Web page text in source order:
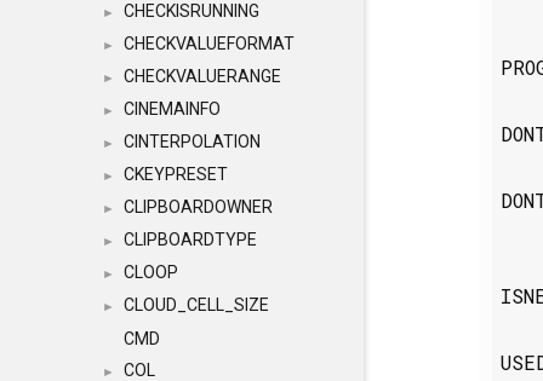
► CHECKISRUNNING
► CHECKVALUEFORMAT
► CHECKVALUERANGE
► CINEMAINFO
► CINTERPOLATION
► CKEYPRESET
► CLIPBOARDOWNER
► CLIPBOARDTYPE
► CLOOP
►
CLOUD_CELL_SIZE
CMD
►
COL